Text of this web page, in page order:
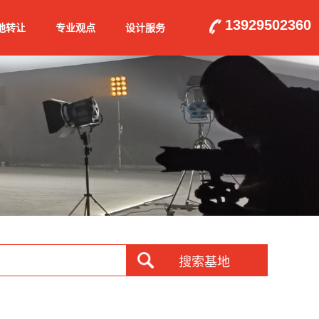
转让 专业观点 设计服务 13929502360
搜索基地